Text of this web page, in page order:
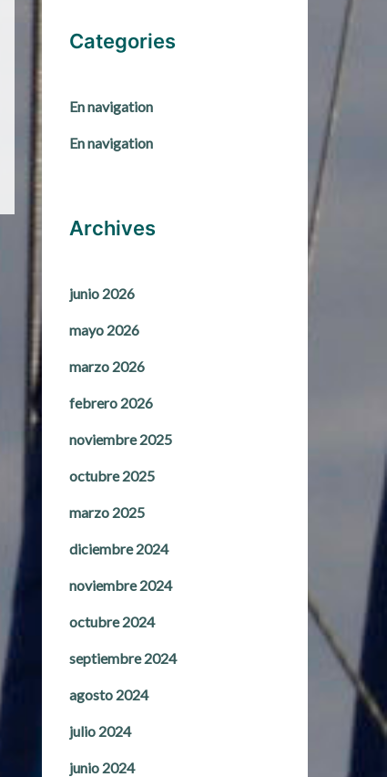
Categories
En navigation
En navigation
Archives
junio 2026
mayo 2026
marzo 2026
febrero 2026
noviembre 2025
octubre 2025
marzo 2025
diciembre 2024
noviembre 2024
octubre 2024
septiembre 2024
agosto 2024
julio 2024
junio 2024